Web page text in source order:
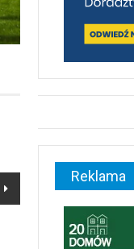
Reklama